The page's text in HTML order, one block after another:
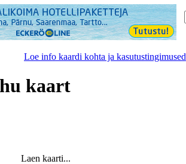
Loe info kaardi kohta ja kasutustingimused
kaart
Laen kaarti...